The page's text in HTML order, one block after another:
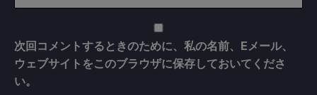
次回コメントするときのために、私の名前、Eメール、
ウェブサイトをこのブラウザに保存しておいてくださ
い。